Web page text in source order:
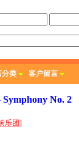
分类 客户留言
No. 2
乐团]